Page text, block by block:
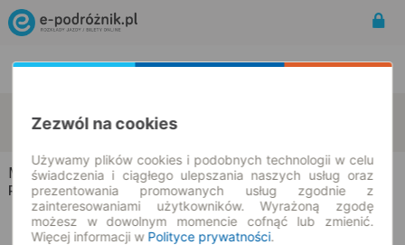
10.08.2026 | -- : --
Międzyrzecz → Czaplinek
Rozkład jazdy i bilety
Zezwól na cookies
Używamy plików cookies i podobnych technologii w celu
świadczenia i ciągłego ulepszania naszych usług oraz
prezentowania promowanych usług zgodnie z
zainteresowaniami użytkowników. Wyrażoną zgodę
możesz w dowolnym momencie cofnąć lub zmienić.
Więcej informacji w Polityce prywatności.